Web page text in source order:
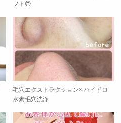
フト😍
毛穴エクストラクション× ハイドロ
水素毛穴洗浄